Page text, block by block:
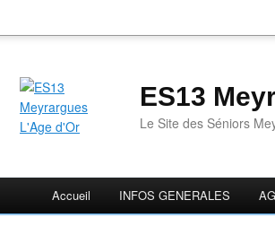
ES13
Le Site des Séniors
Accueil INFOS GENERALES